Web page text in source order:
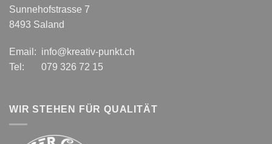
Sunnehofstrasse 7
8493 Saland
Email: info@kreativ-punkt.ch
Tel: 079 326 72 15
WIR STEHEN FÜR QUALITÄT